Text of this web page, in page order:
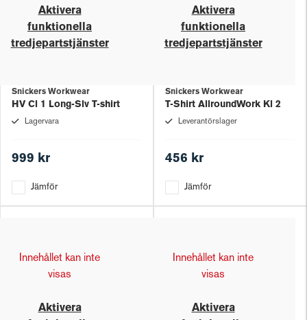
Aktivera
funktionella
tredjepartstjänster
Snickers Workwear
HV Cl 1 Long-Slv T-shirt
Lagervara
999 kr
Jämför
Aktivera
funktionella
tredjepartstjänster
Snickers Workwear
T-Shirt AllroundWork Kl 2
Leverantörslager
456 kr
Jämför
Innehållet kan inte
visas
Aktivera
Innehållet kan inte
visas
Aktivera